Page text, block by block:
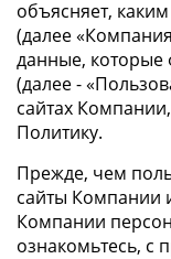
объясняет,
(далее
данные, которые
(далее -
сайтах
Политику.
Прежде, чем
сайты Компании
Компании
ознакомьтесь, с